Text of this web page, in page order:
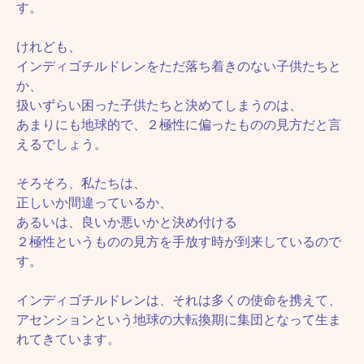
す。
けれども、
インディゴチルドレンをただ落ち着きのない子供たちと
か、
扱いずらい困った子供たちと決めてしまうのは、
あまりにも地球的で、２極性に偏ったものの見方だと言
えるでしょう。
そろそろ、私たちは、
正しいか間違っているか、
あるいは、良いか悪いかと決め付ける
２極性というものの見方を手放す時が到来しているので
す。
インディゴチルドレンは、それは多くの使命を携えて、
アセンションという地球の大転換期に集団となって生ま
れてきています。